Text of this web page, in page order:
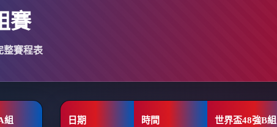
賽
整賽程表
組 日期 時間 世界盃48強B組